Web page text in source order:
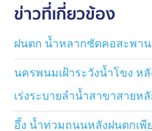
และแนวป้องกันดินถล่มบริเว
เสี่ยงเกิดฝนตกหนักอย่างต่อเ
ข่าวที่เกี่ยวข้อง
ฝนตก น้ำหลากซัดคอสะพาน
นครพนมเฝ้าระวังน้ำโขง
เร่งระบายลำน้ำสาขาสายห
อึ้ง น้ำท่วมถนนหลังฝนตกเพี